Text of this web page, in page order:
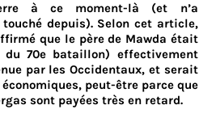
à ce moment-là (et n’a
depuis). Selon cet article,
que le père de Mawda était
70e bataillon) effectivement
par les Occidentaux, et serait
peut-être parce que
sont payées très en retard.